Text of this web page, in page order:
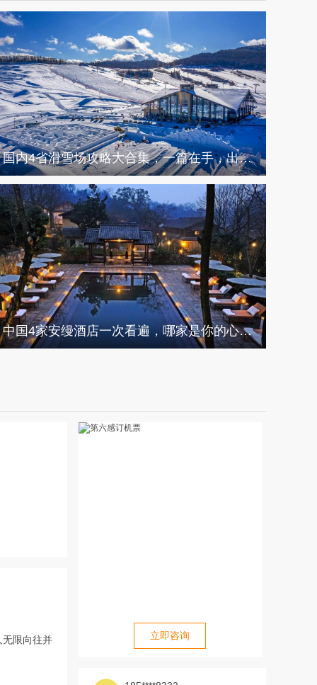
国内4省滑雪场攻略大合集，一篇在手，出行不愁
中国4家安缦酒店一次看遍，哪家是你的心头爱？
无限向往并 立即咨询